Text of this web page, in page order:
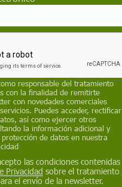
velocidad, la fricción
único centro de origen,
Ese punto se
el fenómeno. Así
de Perseo .
lugar con tal de
es preferible observar
(como edificios,
responsable del tratamiento
con la finalidad de remitirte
con novedades comerciales
Puedes acceder, rectificar
así como ejercer otros
la información adicional y
de datos en nuestra
las condiciones contenidas
Privacidad sobre el tratamiento
el envío de la newsletter.